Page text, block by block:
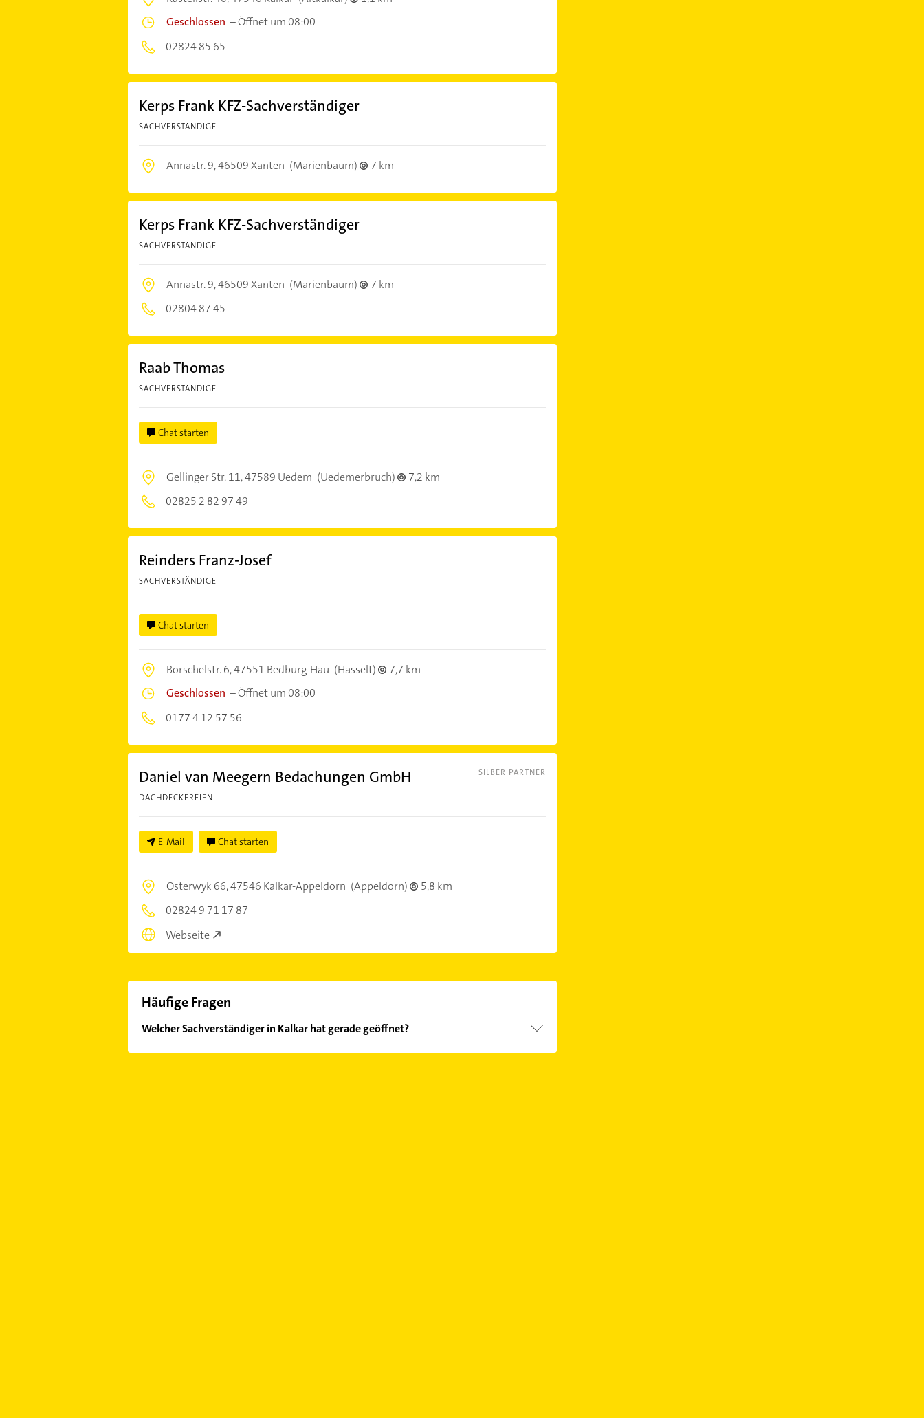
Geschlossen –Öffnet um 08:00
02824 85 65
Kerps Frank KFZ-Sachverständiger
SACHVERSTÄNDIGE
Annastr. 9,46509 Xanten (Marienbaum) 7 km
Kerps Frank KFZ-Sachverständiger
SACHVERSTÄNDIGE
Annastr. 9,46509 Xanten (Marienbaum)
7 km
02804 87 45
Raab Thomas
SACHVERSTÄNDIGE
Chat starten
Gellinger Str. 11,47589 Uedem (Uedemerbruch)
7,2 km
02825 2 82 97 49
Reinders Franz-Josef
SACHVERSTÄNDIGE
Chat starten
Borschelstr. 6,47551 Bedburg-Hau (Hasselt)
7,7 km
Geschlossen –Öffnet um 08:00
0177 4 12 57 56
SILBER PARTNER
Daniel van Meegern Bedachungen GmbH
DACHDECKEREIEN
E-Mail Chat starten
Osterwyk 66,47546 Kalkar-Appeldorn (Appeldorn)
5,8 km
02824 9 71 17 87
Webseite
Häufige Fragen
Welcher Sachverständiger in Kalkar hat gerade geöffnet?
Im Anbieter-Bereich finden Sie alleÖffnungszeiten. Bitte beachten Sie, dass diese an